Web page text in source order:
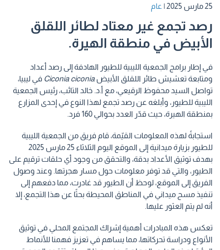
25 مارس 2025 | عام
رصد تجمع غير معتاد لطائر اللقلق
الأبيض في منطقة الهيرة.
في إطار برامج الجمعية الليبية للطيور الهادفة إلى رصد أعداد
ومتابعة تعشيش طائر اللقلق الأبيض Ciconia ciconia في ليبيا،
تواصل السيد محفوظ الرقيعي، مع أ.د. خالد التائب، رئيس الجمعية
الليبية للطيور، وأبلغه عن رصد تجمع لهذا النوع في إحدى المزارع
بمنطقة الهيرة، حيث قدّر العدد بحوالي 160 فرد.
استجابةً لهذه المعلومات القيّمة، قام فريق من الجمعية الليبية
للطيور بزيارة ميدانية إلى الموقع اليوم الثلاثاء 25 مارس 2025
بهدف توثيق الأعداد بدقة، والتحقق من وجود أي حلقات ترقيم على
الطيور، والتي قد توفر معلومات حول مسار هجرتها. وعند وصول
الفريق إلى الموقع، لوحظ أن الطيور قد غادرت، مما دفعهم إلى
تنفيذ مسح ميداني في المناطق المحيطة بحثًا عن هذا التجمع، إلا
أنه لم يتم العثور عليها.
تعكس هذه المبادرات أهمية إشراك المجتمع المحلي في توثيق
الأنواع ودراسة تحركاتها، مما يساهم في تعزيز فهمنا للأنماط